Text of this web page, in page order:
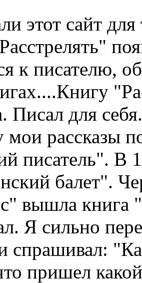
этот сайт
к писателю,
Писал для
мои рассказы
писатель". В
балет".
вышла книга
Я сильно
спрашивал:
пришел